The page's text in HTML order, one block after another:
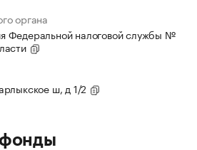
органа
Федеральной налоговой службы №
ш, д 1/2